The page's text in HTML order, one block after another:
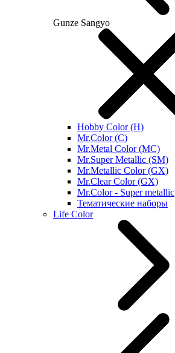
Gunze Sangyo
Hobby Color (H)
Mr.Color (C)
Mr.Metal Color (MC)
Mr.Super Metallic (SM)
Mr.Metallic Color (GX)
Mr.Clear Color (GX)
Mr.Color - Super metallic
Тематические наборы
Life Color